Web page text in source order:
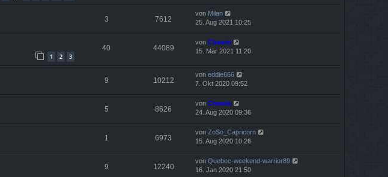
3 7612
von Milan
25. Aug 2021 10:25
1 2 3
40 44089
von Chewie
15. Mär 2021 11:20
9 10212
von eddie666
7. Okt 2020 09:52
5 8626
von Chewie
24. Aug 2020 09:36
1 6973
von ZoSo_Capricorn
15. Aug 2020 10:26
9 12240
von Quebec-weekend-warrior89
16. Jan 2020 21:50